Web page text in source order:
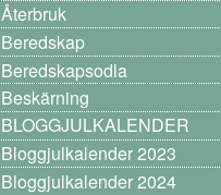
Återbruk
Beredskap
Beredskapsodla
Beskärning
BLOGGJULKALENDER
Bloggjulkalender 2023
Bloggjulkalender 2024